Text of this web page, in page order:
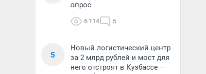
опрос
6 114 5
5
Новый логистический центр
за 2 млрд рублей и мост для
него отстроят в Кузбассе —